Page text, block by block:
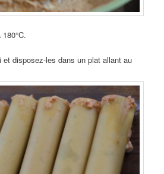
disposez-les dans un plat allant au